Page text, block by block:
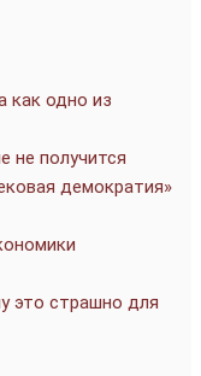
как одно из
не получится
демократия»
это страшно для